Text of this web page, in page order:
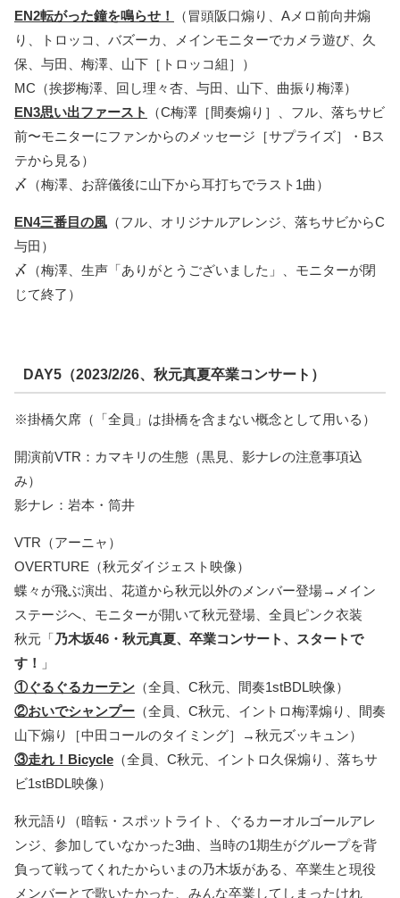
EN2転がった鐘を鳴らせ！
（冒頭阪口煽り、Aメロ前向井煽
り、トロッコ、バズーカ、メインモニターでカメラ遊び、久
保、与田、梅澤、山下［トロッコ組］）
MC（挨拶梅澤、回し理々杏、与田、山下、曲振り梅澤）
EN3思い出ファースト
（C梅澤［間奏煽り］、フル、落ちサビ
前〜モニターにファンからのメッセージ［サプライズ］・Bス
テから見る）
〆（梅澤、お辞儀後に山下から耳打ちでラスト1曲）
EN4三番目の風 （フル、オリジナルアレンジ、落ちサビからC
与田）
〆（梅澤、生声「ありがとうございました」、モニターが閉
じて終了）
DAY5（2023/2/26、秋元真夏卒業コンサート）
※掛橋欠席（「全員」は掛橋を含まない概念として用いる）
開演前VTR：カマキリの生態（黒見、影ナレの注意事項込
み）
影ナレ：岩本・筒井
VTR（アーニャ）
OVERTURE（秋元ダイジェスト映像）
蝶々が飛ぶ演出、花道から秋元以外のメンバー登場→メイン
ステージへ、モニターが開いて秋元登場、全員ピンク衣装
秋元「乃木坂46・秋元真夏、卒業コンサート、スタートで
す！
」
①ぐるぐるカーテン （全員、C秋元、間奏1stBDL映像）
②おいでシャンプー （全員、C秋元、イントロ梅澤煽り、間奏
山下煽り［中田コールのタイミング］→秋元ズッキュン）
③走れ！Bicycle （全員、C秋元、イントロ久保煽り、落ちサ
ビ1stBDL映像）
秋元語り（暗転・スポットライト、ぐるカーオルゴールアレ
ンジ、参加していなかった3曲、当時の1期生がグループを背
負って戦ってくれたからいまの乃木坂がある、卒業生と現役
メンバーとで歌いたかった、みんな卒業してしまったけれ